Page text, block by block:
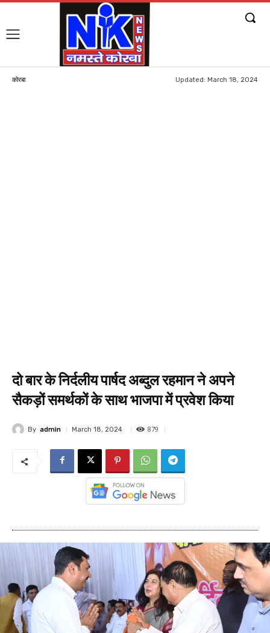
कोरबा Updated: March 18, 2024
दो बार के निर्दलीय पार्षद अब्दुल रहमान ने अपने
सैकड़ों समर्थकों के साथ भाजपा में प्रवेश किया
By admin March 18, 2024 879